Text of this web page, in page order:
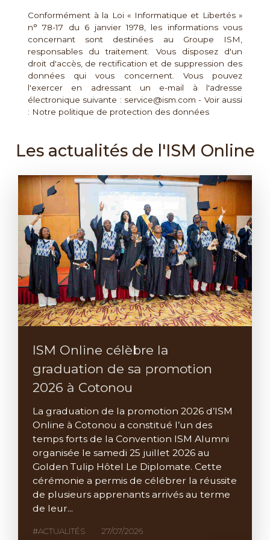
Conformément à la Loi « Informatique et Libertés »
n° 78-17 du 6 janvier 1978, les informations vous
concernant sont destinées au Groupe ISM,
responsables du traitement. Vous disposez d'un
droit d'accès, de rectification et de suppression des
données qui vous concernent. Vous pouvez
l'exercer en adressant un e-mail à l'adresse
électronique suivante : service@ism.com - Voir aussi
: Notre politique de protection des données
Les actualités de l'ISM Online
ISM Online célèbre la
graduation de sa promotion
2026 à Cotonou
La graduation de la promotion 2026 d’ISM
Online à Cotonou a constitué l’un des
temps forts de la Convention ISM Alumni
organisée le samedi 25 juillet 2026 au
Golden Tulip Hôtel Le Diplomate. Cette
cérémonie a permis de célébrer la réussite
de plusieurs apprenants arrivés au terme
de leur...
#ACTUALITÉS 27/07/2026